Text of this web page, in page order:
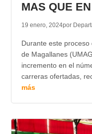
MAS QUE
19 enero, 2024por
Durante este
de Magallanes
incremento en el
carreras ofertadas,
más